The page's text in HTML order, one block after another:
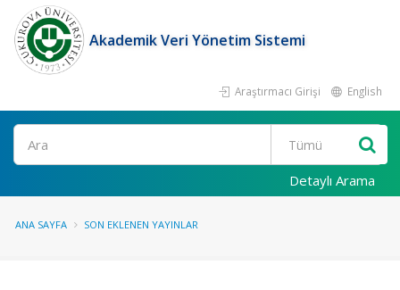
Akademik Veri Yönetim Sistemi
Araştırmacı Girişi English
Ara
Detaylı Arama
ANA SAYFA SON EKLENEN YAYINLAR